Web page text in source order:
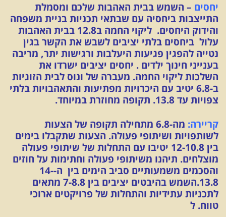
יחסים – השמש בבית האהבות שלכם ומסמלת
התייצבות ביחסיה עם שבתאי תכניות בניית משפחה
והידוק היחסים. ליקוי החמה ב12.8 בבית האהבות
עלול ביחסים בלתי יציבים לשבש את הקשר בגין
נטייה להפגין פגיעות היעלבות ורגישות יתר, מריבה
בענייני חינוך ילדים . יחסים יציבים ישרדו את
השלכות ליקוי החמה. מעברה של ונוס לבית הזוגיות
ב-6.8 יטיב עם היכרויות מפתיעות והתאהבויות בלתי
צפויות עד 13.8. תקופה מחוזרת במיוחד.
קריירה:
מה-6.8 מתחילה תקופה של הצעות
לשותפויות ושיתופי פעולה. הצעות שתקבלו בימים
בין 12-10.8 יטיבו עם התחלות של שיתופי פעולה
מוצלחים. תיהנו משיתופי פעולה וחתימות על חוזים
והסכמים משמעותיים סביב הימים בין ה-14-
13.8.השמש בהיבטים יציבים בין 7-8.8 מתאים
לתכניות עתידיות והתחלות של פרויקטים ארוכי
טווח. ל